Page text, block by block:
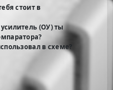
стоит в
(ОУ) ты
в схеме?